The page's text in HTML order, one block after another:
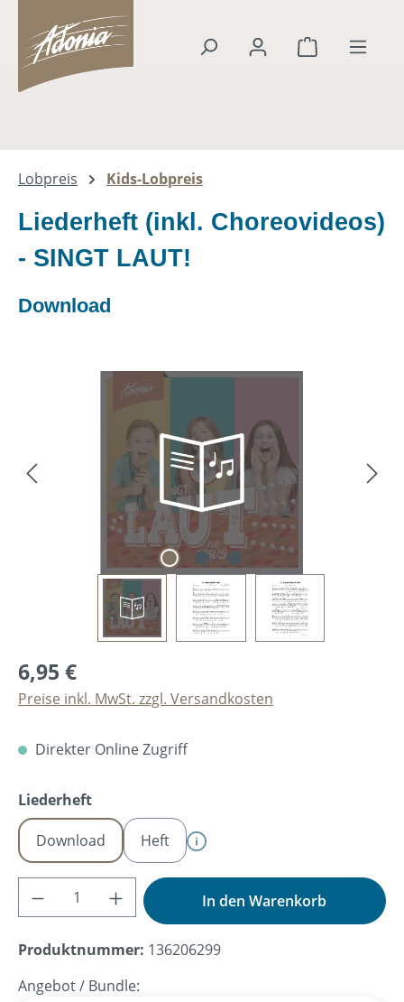
springen
Warenkorb
Lobpreis Kids-Lobpreis
Liederheft (inkl. Choreovideos)
- SINGT LAUT!
Download
Bildergalerie überspringen
6,95 €
Preise inkl. MwSt. zzgl. Versandkosten
Direkter Online Zugriff
Liederheftauswählen
Download Heft
Produkt Anzahl: Gib den gewünschten
In den Warenkorb
Produktnummer: 136206299
Angebot / Bundle: